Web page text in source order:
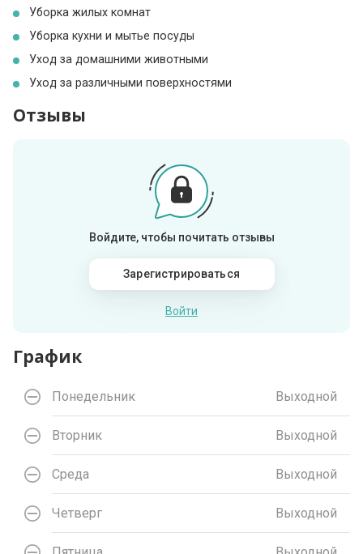
Уборка жилых комнат
Уборка кухни и мытье посуды
Уход за домашними животными
Уход за различными поверхностями
Отзывы
Войдите, чтобы почитать отзывы
Зарегистрироваться
Войти
График
Понедельник Выходной
Вторник Выходной
Среда Выходной
Четверг Выходной